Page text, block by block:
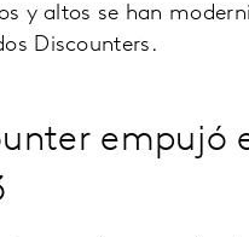
y altos se han
Discounters.
empujó